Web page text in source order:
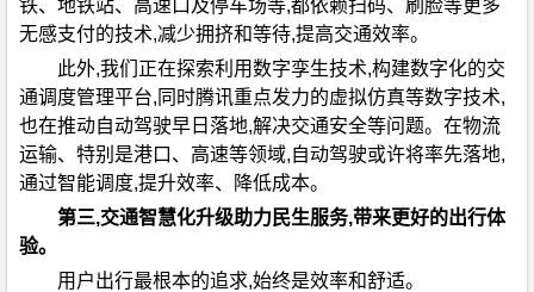
铁、地铁站、高速口及停车场等,都依赖扫码、刷脸等更多
无感支付的技术,减少拥挤和等待,提高交通效率。
此外,我们正在探索利用数字孪生技术,构建数字化的交
通调度管理平台,同时腾讯重点发力的虚拟仿真等数字技术,
也在推动自动驾驶早日落地,解决交通安全等问题。在物流
运输、特别是港口、高速等领域,自动驾驶或许将率先落地,
通过智能调度,提升效率、降低成本。
第三,交通智慧化升级助力民生服务,带来更好的出行体
验。
用户出行最根本的追求,始终是效率和舒适。